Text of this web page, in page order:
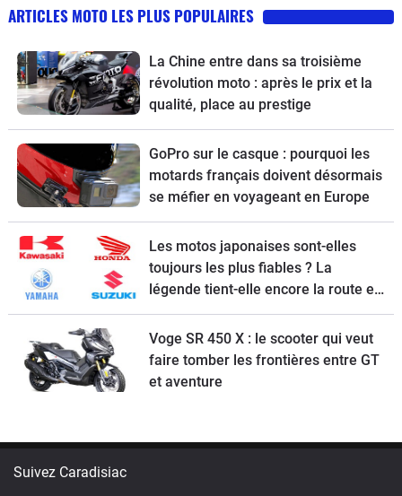
ARTICLES MOTO LES PLUS POPULAIRES
La Chine entre dans sa troisième
révolution moto : après le prix et la
qualité, place au prestige
GoPro sur le casque : pourquoi les
motards français doivent désormais
se méfier en voyageant en Europe
Les motos japonaises sont-elles
toujours les plus fiables ? La
légende tient-elle encore la route en
2026 ?
Voge SR 450 X : le scooter qui veut
faire tomber les frontières entre GT
et aventure
Suivez Caradisiac